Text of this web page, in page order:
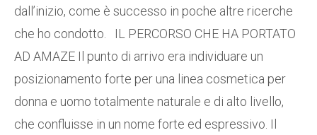
dall’inizio, come è successo in poche altre ricerche
che ho condotto. IL PERCORSO CHE HA PORTATO
AD AMAZE Il punto di arrivo era individuare un
posizionamento forte per una linea cosmetica per
donna e uomo totalmente naturale e di alto livello,
che confluisse in un nome forte ed espressivo. Il